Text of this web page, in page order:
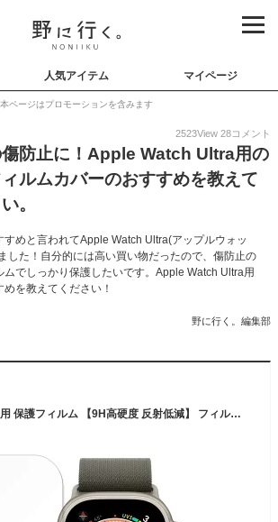
人気アイテム マイページ
本ページはプロモーションを含みます
2523View 28コメント
防止に！Apple Watch Ultra用の
ルムカバーのおすすめを教えて
。
すめと言われてApple Watch Ultra(アップルウォッ
した！自分的には高い買い物だったので、傷防止の
ムでしっかり保護したいです。Apple Watch Ultra用
を教えてください！
野に行く。編集部
Apple Watch Ultra 用 保護フィルム 【9H高硬度 反射低減】 フィルム 強化ガラスと同等の高硬度